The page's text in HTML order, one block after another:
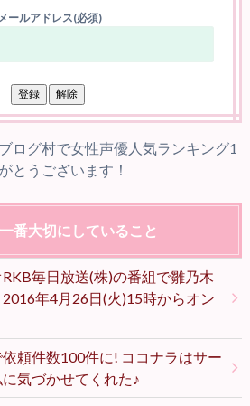
ールアドレス(必須)
ログ村で女性声優人気ランキング1
とうございます！
番大切にしていること
毎日放送(株)の番組で雛乃木
年4月26日(火)15時からオン
頼件数100件に! ココナラはサー
気づかせてくれた♪